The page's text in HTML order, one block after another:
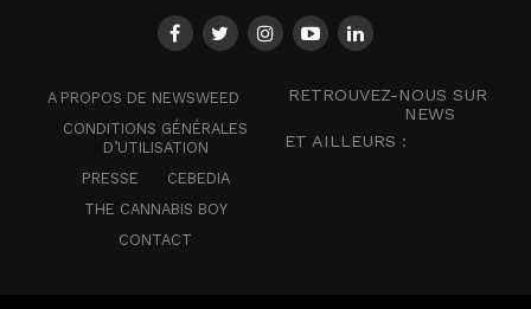
A PROPOS DE NEWSWEED
CONDITIONS GÉNÉRALES
D’UTILISATION
PRESSE
CEBEDIA
THE CANNABIS BOY
CONTACT
RETROUVEZ-NOUS SUR
NEWS
ET AILLEURS :